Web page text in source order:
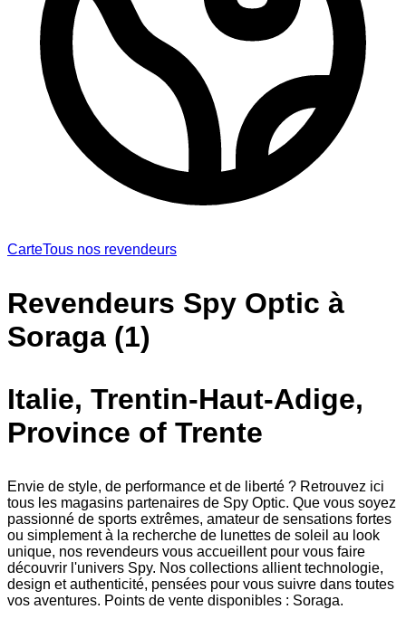
CarteTous nos revendeurs
Revendeurs Spy Optic à
Soraga (1)
Italie, Trentin-Haut-Adige,
Province of Trente
Envie de style, de performance et de liberté ? Retrouvez ici
tous les magasins partenaires de Spy Optic. Que vous soyez
passionné de sports extrêmes, amateur de sensations fortes
ou simplement à la recherche de lunettes de soleil au look
unique, nos revendeurs vous accueillent pour vous faire
découvrir l'univers Spy. Nos collections allient technologie,
design et authenticité, pensées pour vous suivre dans toutes
vos aventures. Points de vente disponibles : Soraga.